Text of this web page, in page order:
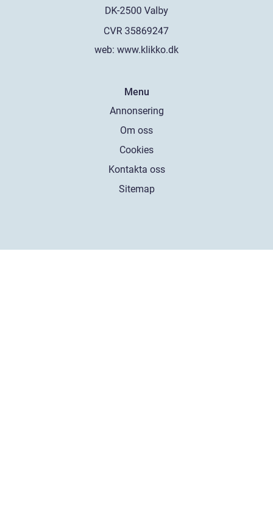
web: www.klikko.dk
Menu
Annonsering
Om oss
Cookies
Kontakta oss
Sitemap